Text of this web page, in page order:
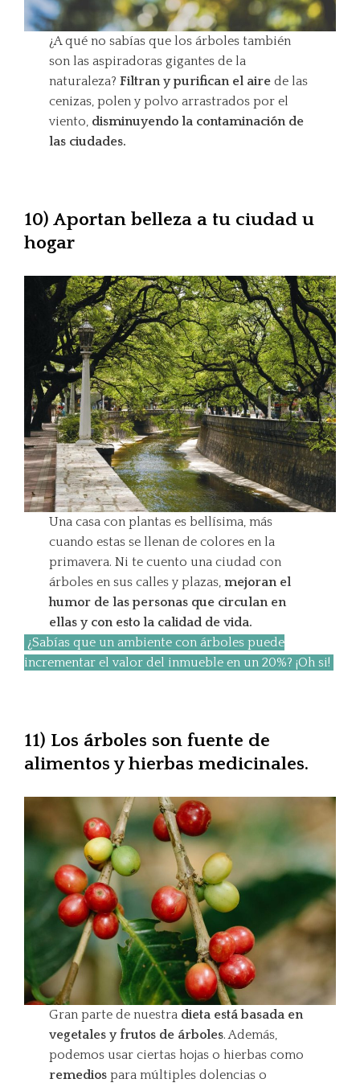
¿A qué no sabías que los árboles también
son las aspiradoras gigantes de la
naturaleza?Filtran y purifican el aire de las
cenizas, polen y polvo arrastrados por el
viento, disminuyendo la contaminación de
las ciudades.
10) Aportan belleza a tu ciudad u
hogar
Una casa con plantas es bellísima, más
cuando estas se llenan de colores en la
primavera. Ni te cuento una ciudad con
árboles en sus calles y plazas,mejoran el
humor de las personas que circulan en
ellas y con esto la calidad de vida.
¿Sabías que un ambiente con árboles puede
incrementar el valor del inmueble en un 20%? ¡Oh si!
11) Los árboles son fuente de
alimentos y hierbas medicinales.
Gran parte de nuestra dieta está basada en
vegetales y frutos de árboles. Además,
podemos usar ciertas hojas o hierbas como
remedios para múltiples dolencias o